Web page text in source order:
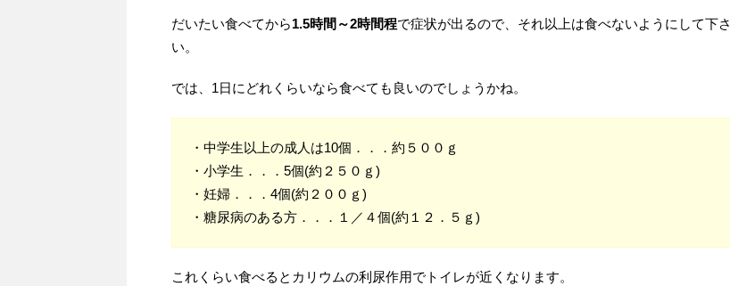
だいたい食べてから1.5時間～2時間程で症状が出るので、それ以上は食べないようにして下さ
い。
では、1日にどれくらいなら食べても良いのでしょうかね。
・中学生以上の成人は10個．．．約５００ｇ
・小学生．．．5個(約２５０ｇ)
・妊婦．．．4個(約２００ｇ)
・糖尿病のある方．．．１／４個(約１２．５ｇ)
これくらい食べるとカリウムの利尿作用でトイレが近くなります。